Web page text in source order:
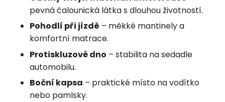
pevná čalounická látka s dlouhou životností.
Pohodlí při jízdě – měkké mantinely a
komfortní matrace.
Protiskluzové dno – stabilita na sedadle
automobilu.
Boční kapsa – praktické místo na vodítko
nebo pamlsky.